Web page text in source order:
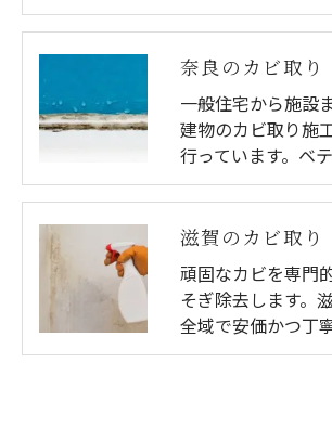
奈良のカビ取り
一般住宅から施設
建物のカビ取り施
行っています。ベ
滋賀のカビ取り
頑固なカビを専門
そぎ除去します。
全域で安価かつ丁